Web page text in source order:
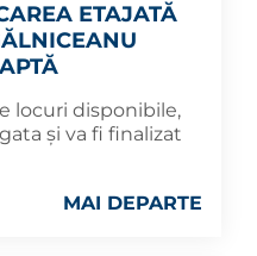
ETAJATĂ
locuri disponibile,
și va fi finalizat
MAI DEPARTE